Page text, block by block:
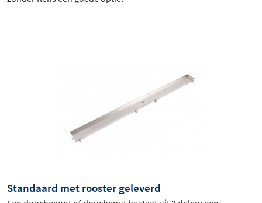
Standaard met rooster geleverd